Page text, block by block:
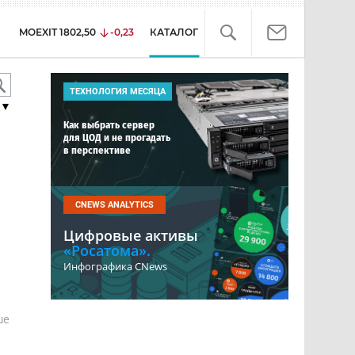
MOEXIT 1802,50 -0,23 КАТАЛОГ
ТЕХНОЛОГИЯ МЕСЯЦА
Как выбрать сервер
для ЦОД и не прогадать
в перспективе
CNEWS ANALYTICS
Цифровые активы
«Росатома».
Инфографика CNews